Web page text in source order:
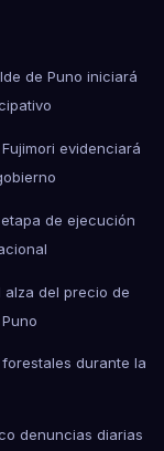
de Puno iniciará
evidenciará
de ejecución
alza del precio de
durante la
denuncias diarias